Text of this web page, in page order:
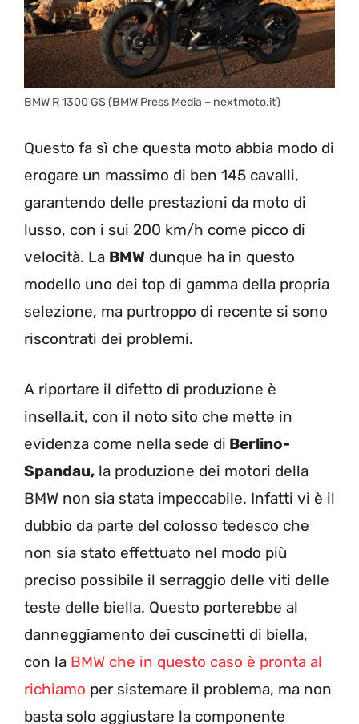
BMW R 1300 GS (BMW Press Media – nextmoto.it)
Questo fa sì che questa moto abbia modo di
erogare un massimo di ben 145 cavalli,
garantendo delle prestazioni da moto di
lusso, con i sui 200 km/h come picco di
velocità. La BMW dunque ha in questo
modello uno dei top di gamma della propria
selezione, ma purtroppo di recente si sono
riscontrati dei problemi.
A riportare il difetto di produzione è
insella.it, con il noto sito che mette in
evidenza come nella sede di Berlino-
Spandau, la produzione dei motori della
BMW non sia stata impeccabile. Infatti vi è il
dubbio da parte del colosso tedesco che
non sia stato effettuato nel modo più
preciso possibile il serraggio delle viti delle
teste delle biella. Questo porterebbe al
danneggiamento dei cuscinetti di biella,
con la BMW che in questo caso è pronta al
richiamo per sistemare il problema, ma non
basta solo aggiustare la componente